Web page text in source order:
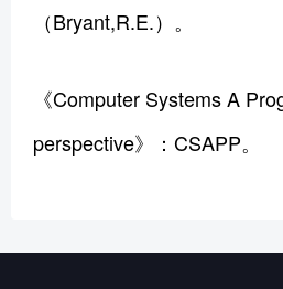
（Bryant,R.E.）。
《Computer Systems A
perspective》：CSAPP。